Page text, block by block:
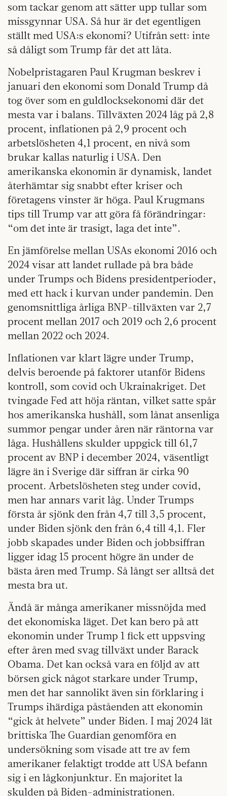
som tackar genom att sätter upp tullar som
missgynnar USA. Så hur är det egentligen
ställt med USA:s ekonomi? Utifrån sett: inte
så dåligt som Trump får det att låta.
Nobelpristagaren Paul Krugman beskrev i
januari den ekonomi som Donald Trump då
tog över som en guldlocksekonomi där det
mesta var i balans. Tillväxten 2024 låg på 2,8
procent, inflationen på 2,9 procent och
arbetslösheten 4,1 procent, en nivå som
brukar kallas naturlig i USA. Den
amerikanska ekonomin är dynamisk, landet
återhämtar sig snabbt efter kriser och
företagens vinster är höga. Paul Krugmans
tips till Trump var att göra få förändringar:
“om det inte är trasigt, laga det inte”.
En jämförelse mellan USAs ekonomi 2016 och
2024 visar att landet rullade på bra både
under Trumps och Bidens presidentperioder,
med ett hack i kurvan under pandemin. Den
genomsnittliga årliga BNP-tillväxten var 2,7
procent mellan 2017 och 2019 och 2,6 procent
mellan 2022 och 2024.
Inflationen var klart lägre under Trump,
delvis beroende på faktorer utanför Bidens
kontroll, som covid och Ukrainakriget. Det
tvingade Fed att höja räntan, vilket satte spår
hos amerikanska hushåll, som lånat ansenliga
summor pengar under åren när räntorna var
låga. Hushållens skulder uppgick till 61,7
procent av BNP i december 2024, väsentligt
lägre än i Sverige där siffran är cirka 90
procent. Arbetslösheten steg under covid,
men har annars varit låg. Under Trumps
första år sjönk den från 4,7 till 3,5 procent,
under Biden sjönk den från 6,4 till 4,1. Fler
jobb skapades under Biden och jobbsiffran
ligger idag 15 procent högre än under de
bästa åren med Trump. Så långt ser alltså det
mesta bra ut.
Ändå är många amerikaner missnöjda med
det ekonomiska läget. Det kan bero på att
ekonomin under Trump 1 fick ett uppsving
efter åren med svag tillväxt under Barack
Obama. Det kan också vara en följd av att
börsen gick något starkare under Trump,
men det har sannolikt även sin förklaring i
Trumps ihärdiga påståenden att ekonomin
“gick åt helvete” under Biden. I maj 2024 lät
brittiska The Guardian genomföra en
undersökning som visade att tre av fem
amerikaner felaktigt trodde att USA befann
sig i en lågkonjunktur. En majoritet la
skulden på Biden-administrationen.